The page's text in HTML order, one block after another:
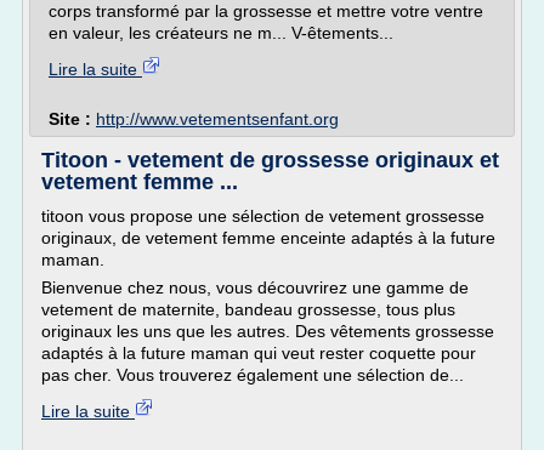
corps transformé par la grossesse et mettre votre ventre
en valeur, les créateurs ne m... V-êtements...
Lire la suite
Site : http://www.vetementsenfant.org
Titoon - vetement de grossesse originaux et
vetement femme ...
titoon vous propose une sélection de vetement grossesse
originaux, de vetement femme enceinte adaptés à la future
maman.
Bienvenue chez nous, vous découvrirez une gamme de
vetement de maternite, bandeau grossesse, tous plus
originaux les uns que les autres. Des vêtements grossesse
adaptés à la future maman qui veut rester coquette pour
pas cher. Vous trouverez également une sélection de...
Lire la suite